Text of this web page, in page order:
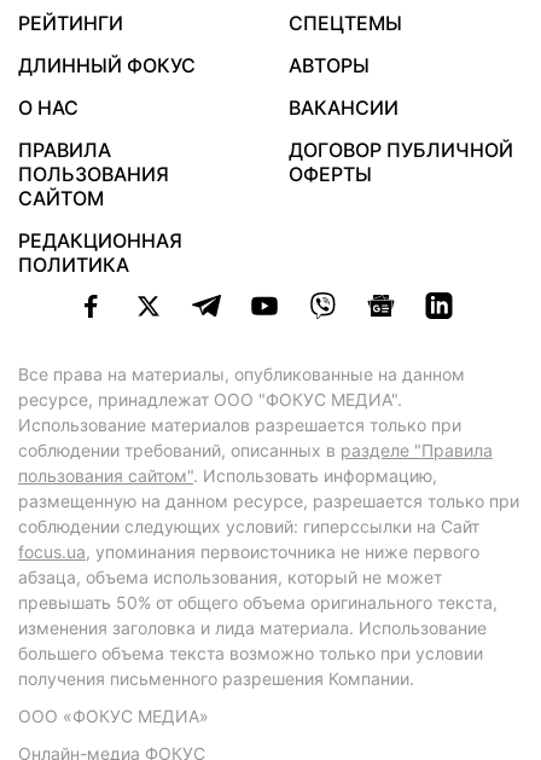
РЕЙТИНГИ
СПЕЦТЕМЫ
ДЛИННЫЙ ФОКУС
АВТОРЫ
О НАС
ВАКАНСИИ
ПРАВИЛА
ПОЛЬЗОВАНИЯ
САЙТОМ
ДОГОВОР ПУБЛИЧНОЙ
ОФЕРТЫ
РЕДАКЦИОННАЯ
ПОЛИТИКА
Все права на материалы, опубликованные на данном
ресурсе, принадлежат ООО "ФОКУС МЕДИА".
Использование материалов разрешается только при
соблюдении требований, описанных в разделе "Правила
пользования сайтом". Использовать информацию,
размещенную на данном ресурсе, разрешается только при
соблюдении следующих условий: гиперссылки на Сайт
focus.ua, упоминания первоисточника не ниже первого
абзаца, объема использования, который не может
превышать 50% от общего объема оригинального текста,
изменения заголовка и лида материала. Использование
большего объема текста возможно только при условии
получения письменного разрешения Компании.
ООО «ФОКУС МЕДИА»
Онлайн-медиа ФОКУС